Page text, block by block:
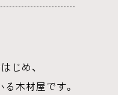
じめ、
る木材屋です。